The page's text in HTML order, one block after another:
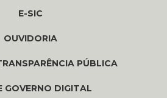
E-SIC
OUVIDORIA
PÚBLICA
GOVERNO DIGITAL